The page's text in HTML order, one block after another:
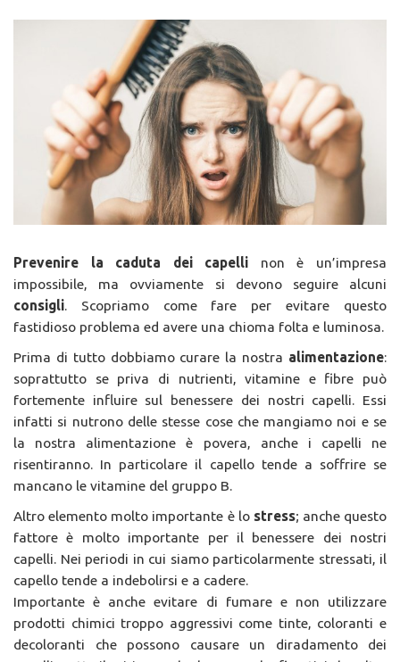
Prevenire la caduta dei capelli non è un’impresa
impossibile, ma ovviamente si devono seguire alcuni
consigli. Scopriamo come fare per evitare questo
fastidioso problema ed avere una chioma folta e luminosa.
Prima di tutto dobbiamo curare la nostra alimentazione:
soprattutto se priva di nutrienti, vitamine e fibre può
fortemente influire sul benessere dei nostri capelli. Essi
infatti si nutrono delle stesse cose che mangiamo noi e se
la nostra alimentazione è povera, anche i capelli ne
risentiranno. In particolare il capello tende a soffrire se
mancano le vitamine del gruppo B.
Altro elemento molto importante è lo stress; anche questo
fattore è molto importante per il benessere dei nostri
capelli. Nei periodi in cui siamo particolarmente stressati, il
capello tende a indebolirsi e a cadere.
Importante è anche evitare di fumare e non utilizzare
prodotti chimici troppo aggressivi come tinte, coloranti e
decoloranti che possono causare un diradamento dei